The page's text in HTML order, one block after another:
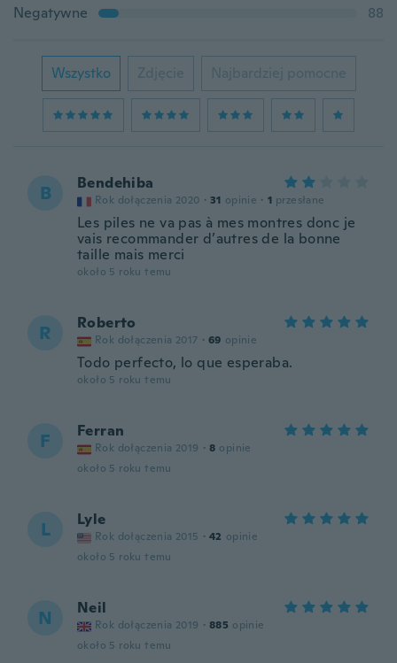
Negatywne
88
Wszystko Zdjęcie Najbardziej pomocne
B Bendehiba
Rok dołączenia 2020 · 31 opinie · 1 przesłane
Les piles ne va pas à mes montres donc je
vais recommander d’autres de la bonne
taille mais merci
około 5 roku temu
R Roberto
Rok dołączenia 2017 · 69 opinie
Todo perfecto, lo que esperaba.
około 5 roku temu
F Ferran
Rok dołączenia 2019 · 8 opinie
około 5 roku temu
L Lyle
Rok dołączenia 2015 · 42 opinie
około 5 roku temu
N Neil
Rok dołączenia 2019 · 885 opinie
około 5 roku temu